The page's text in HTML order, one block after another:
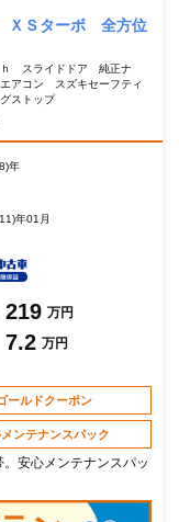
ＸＳターボ 全方位
ｈ スライドドア 純正ナ
アコン スズキセーフティ
ストップ
年
年01月
219 万円
7.2 万円
ールドクーポン
ンテナンスパック
安心メンテナンスパッ